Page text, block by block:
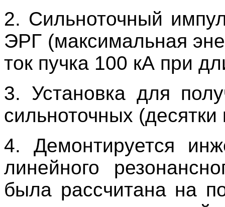
2. Сильноточный
ЭРГ (максимальная
ток пучка 100 кА при
3. Установка для
сильноточных (десятки
4. Демонтируется
линейного
была рассчитана на